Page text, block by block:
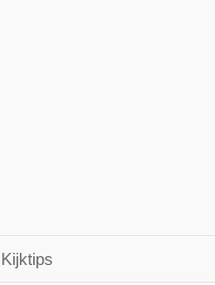
Kijktips